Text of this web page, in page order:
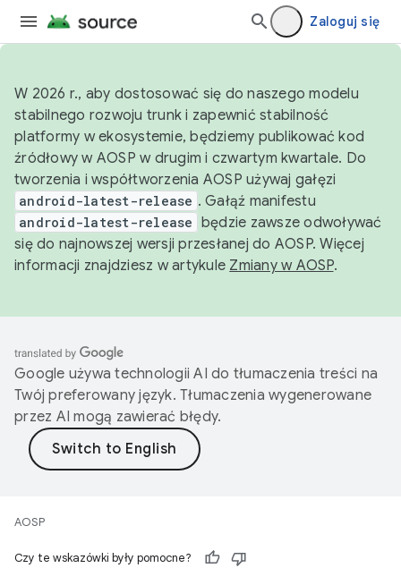
Zaloguj się
W 2026 r., aby dostosować się do naszego modelu
stabilnego rozwoju trunk i zapewnić stabilność
platformy w ekosystemie, będziemy publikować kod
źródłowy w AOSP w drugim i czwartym kwartale. Do
tworzenia i współtworzenia AOSP używaj gałęzi
android-latest-release . Gałąź manifestu
android-latest-release będzie zawsze odwoływać
się do najnowszej wersji przesłanej do AOSP. Więcej
informacji znajdziesz w artykule Zmiany w AOSP.
Google używa technologii AI do tłumaczenia treści na
Twój preferowany język. Tłumaczenia wygenerowane
przez AI mogą zawierać błędy.
AOSP
Czy te wskazówki były pomocne?